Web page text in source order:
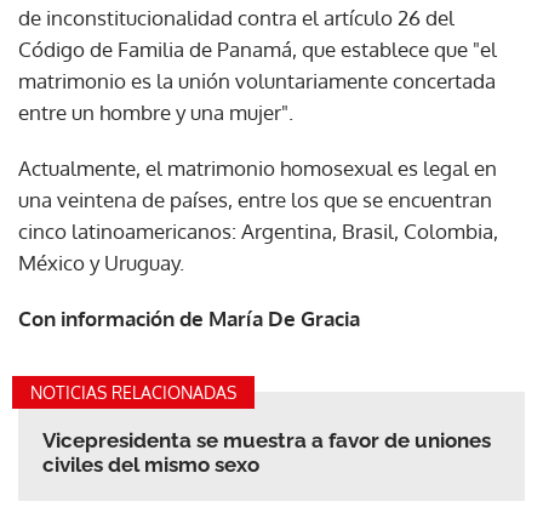
de inconstitucionalidad contra el artículo 26 del
Código de Familia de Panamá, que establece que "el
matrimonio es la unión voluntariamente concertada
entre un hombre y una mujer".
Actualmente, el matrimonio homosexual es legal en
una veintena de países, entre los que se encuentran
cinco latinoamericanos: Argentina, Brasil, Colombia,
México y Uruguay.
Con información de María De Gracia
NOTICIAS RELACIONADAS
Vicepresidenta se muestra a favor de uniones
civiles del mismo sexo